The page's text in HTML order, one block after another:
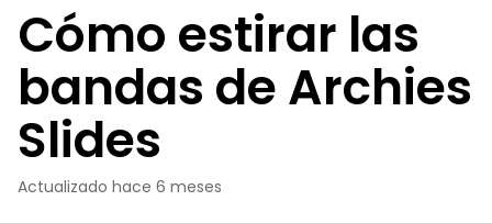
Cómo estirar las
bandas de Archies
Slides
Actualizado hace 6 meses